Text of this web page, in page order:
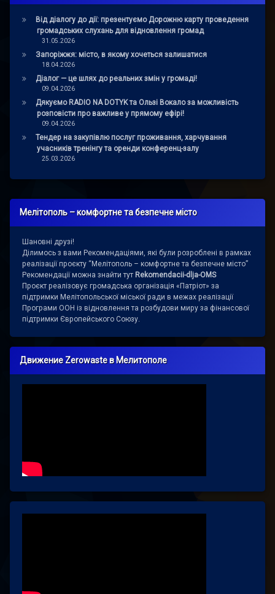
Від діалогу до дії: презентуємо Дорожню карту проведення
громадських слухань для відновлення громад
31.05.2026
Запоріжжя: місто, в якому хочеться залишатися
18.04.2026
Діалог — це шлях до реальних змін у громаді!
09.04.2026
Дякуємо RADIO NA DOTYK та Ользі Вокало за можливість
розповісти про важливе у прямому ефірі!
09.04.2026
Тендер на закупівлю послуг проживання, харчування
учасників тренінгу та оренди конференц-залу
25.03.2026
Мелітополь – комфортне та безпечне місто
Шановні друзі!
Ділимось з вами Рекомендаціями, які були розроблені в рамках
реалізації проєкту “Мелітополь – комфортне та безпечне місто”
Рекомендації можна знайти тут Rekomendacii-dlja-OMS
Проєкт реалізовує громадська організація «Патріот» за
підтримки Мелітопольської міської ради в межах реалізації
Програми ООН із відновлення та розбудови миру за фінансової
підтримки Європейського Союзу.
Движение Zerowaste в Мелитополе